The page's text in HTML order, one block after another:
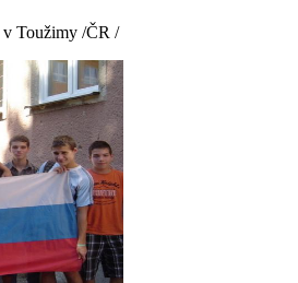
Toužimy /ČR /